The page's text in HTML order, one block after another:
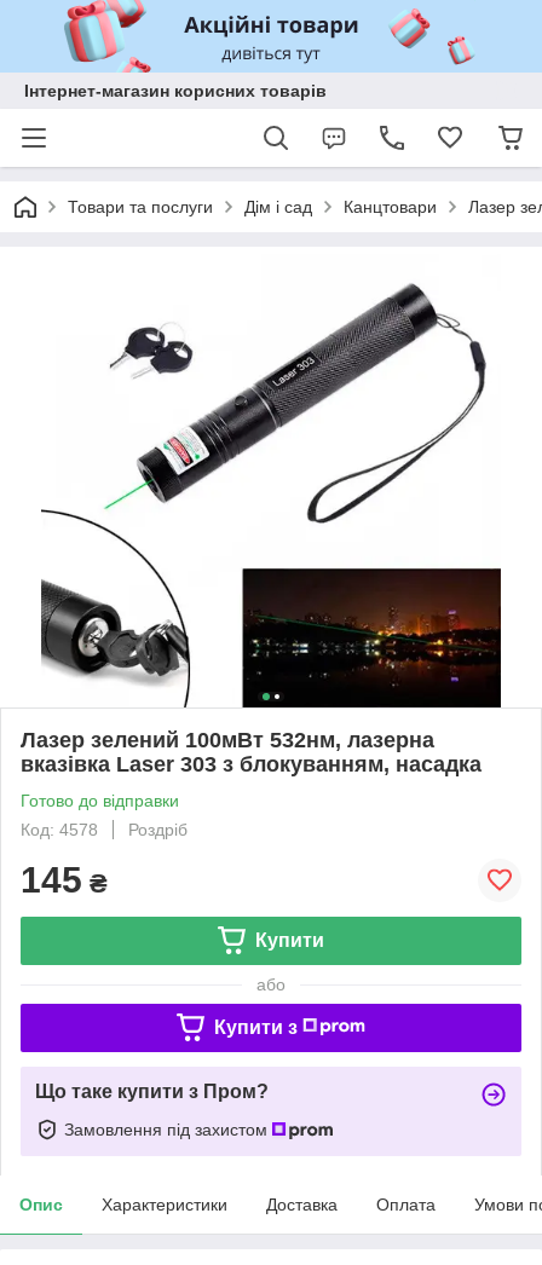
Інтернет-магазин корисних товарів
Товари та послуги Дім і сад Канцтовари Лазер
Лазер зелений 100мВт 532нм, лазерна
вказівка Laser 303 з блокуванням, насадка
Готово до відправки
Код: 4578
Роздріб
145 ₴
Купити
або
Купити з
Що таке купити з Пром?
Замовлення під захистом
Опис Характеристики Доставка Оплата Умови